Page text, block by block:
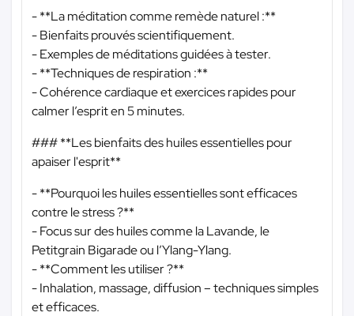
- **La méditation comme remède naturel :**
- Bienfaits prouvés scientifiquement.
- Exemples de méditations guidées à tester.
- **Techniques de respiration :**
- Cohérence cardiaque et exercices rapides pour
calmer l’esprit en 5 minutes.
### **Les bienfaits des huiles essentielles pour
apaiser l'esprit**
- **Pourquoi les huiles essentielles sont efficaces
contre le stress ?**
- Focus sur des huiles comme la Lavande, le
Petitgrain Bigarade ou l’Ylang-Ylang.
- **Comment les utiliser ?**
- Inhalation, massage, diffusion – techniques simples
et efficaces.